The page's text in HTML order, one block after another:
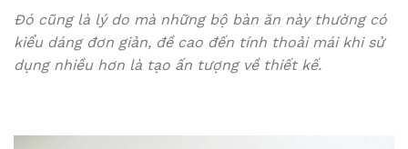
Đó cũng là lý do mà những bộ bàn ăn này thường có
kiểu dáng đơn giản, đề cao đến tính thoải mái khi sử
dụng nhiều hơn là tạo ấn tượng về thiết kế.